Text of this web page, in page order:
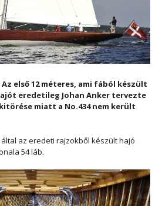
Az első 12 méteres, ami fából készült
eredetileg Johan Anker tervezte
miatt a No.434 nem került
által az eredeti rajzokből készült hajó
54 láb.